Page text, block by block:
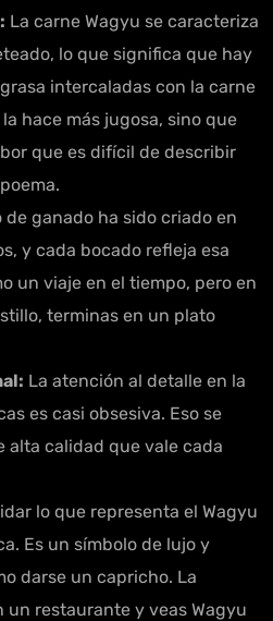
La carne Wagyu se caracteriza
lo que significa que hay
intercaladas con la carne
hace más jugosa, sino que
que es difícil de describir
de ganado ha sido criado en
y cada bocado refleja esa
un viaje en el tiempo, pero en
terminas en un plato
La atención al detalle en la
es casi obsesiva. Eso se
alta calidad que vale cada
lo que representa el Wagyu
Es un símbolo de lujo y
darse un capricho. La
un restaurante y veas Wagyu